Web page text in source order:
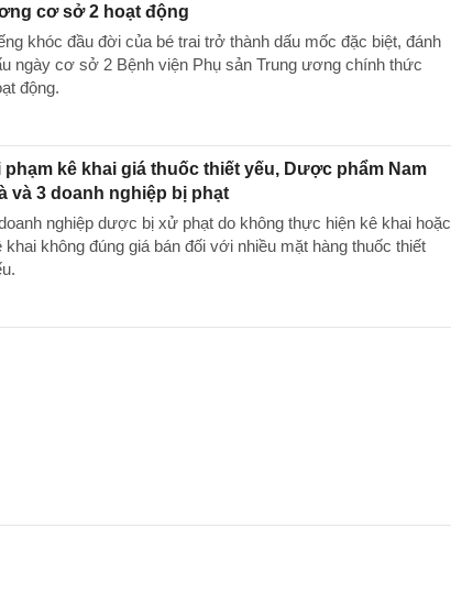
cơ sở 2 hoạt động
khóc đầu đời của bé trai trở thành dấu mốc đặc biệt, đánh
ngày cơ sở 2 Bệnh viện Phụ sản Trung ương chính thức
động.
phạm kê khai giá thuốc thiết yếu, Dược phẩm Nam
và 3 doanh nghiệp bị phạt
nghiệp dược bị xử phạt do không thực hiện kê khai hoặc
khai không đúng giá bán đối với nhiều mặt hàng thuốc thiết